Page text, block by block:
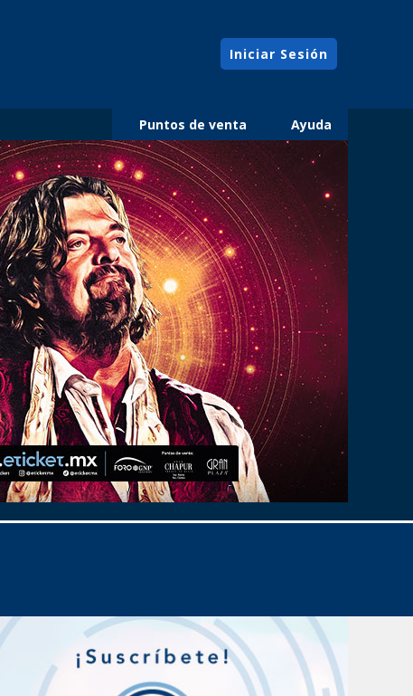
Iniciar Sesión
Puntos de venta Ayuda